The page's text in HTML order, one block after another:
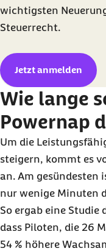
wichtigsten
Steuerrecht.
Jetzt anmelden
Wie lange
Powernap
Um die
steigern, kommt es
an. Am gesündesten
nur wenige Minuten
So ergab eine Studie
dass Piloten, die 26
54 % höhere